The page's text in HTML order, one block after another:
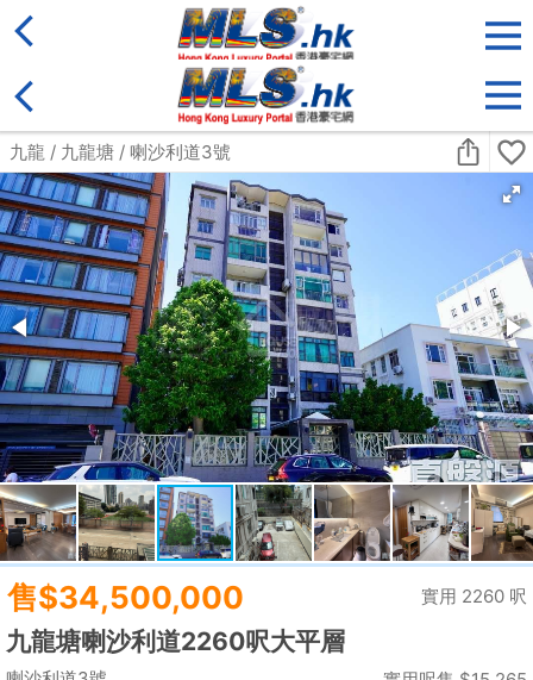
售盤 類別
收藏
搜尋條件: 售盤
黃金置頂
標準2100呎村屋
元朗 標準2100呎村屋 4房4套
建築 2100呎@$17
實用 --
租$35,000